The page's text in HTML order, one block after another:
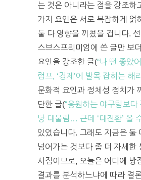
는 것은 아니라는 점을 강조하
가지 요인은 서로 복잡하게 얽
둘 다 영향을 끼쳤을 겁니다.
스브스프리미엄에 쓴 글만 보
요인을 강조한 글(“나 땐 좋았
럼프, ‘경제’에 발목 잡히는 해
문화적 요인과 정체성 정치가
단한 글(“응원하는 야구팀보다
당 대물림… 근데 ‘대전환’ 올
있었습니다. 그래도 지금은 둘
넘어가는 것보다 좀 더 자세한
시점이므로, 오늘은 어디에 방
결과를 분석하느냐에 따라 결